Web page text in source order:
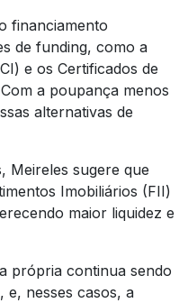
financiamento
de funding, como a
e os Certificados de
a poupança menos
alternativas de
Meireles sugere que
Imobiliários (FII)
maior liquidez e
própria continua sendo
e, nesses casos, a